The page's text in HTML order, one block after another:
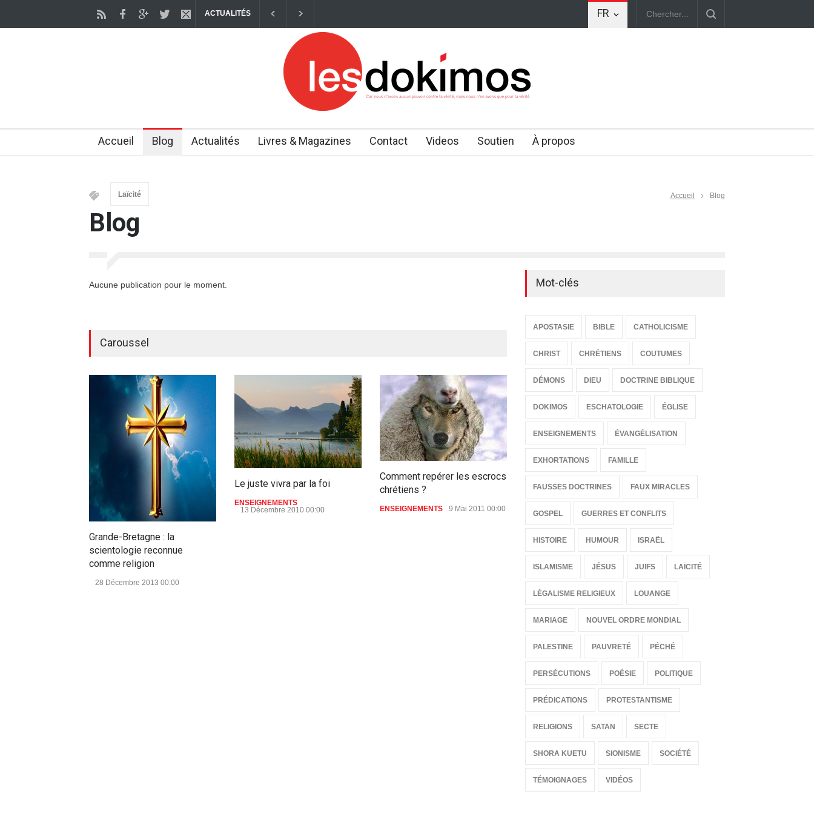
FR
ACTUALITÉS
scientifique encore expérimentale, mais qui pourrait, à terme, permettre de restaurer certaines fonctions du corps liées au vieillisseme
Accueil Blog Actualités Livres & Magazines Contact Videos Soutien À propos
Laïcité
Blog
Accueil Blog
Aucune publication pour le moment.
Caroussel
Grande-Bretagne : la
scientologie reconnue
comme religion
28 Décembre 2013 00:00
Le juste vivra par la foi
ENSEIGNEMENTS
13 Décembre 2010 00:00
Comment repérer les escrocs
chrétiens ?
ENSEIGNEMENTS 9 Mai 2011 00:00
La guérison du cœur
18 Mars 2011 00:00
ENSEIGNEMENTS
Mot-clés
APOSTASIE BIBLE CATHOLICISME
CHRIST CHRÉTIENS COUTUMES
DÉMONS DIEU DOCTRINE BIBLIQUE
DOKIMOS ESCHATOLOGIE ÉGLISE
ENSEIGNEMENTS ÉVANGÉLISATION
EXHORTATIONS FAMILLE
FAUSSES DOCTRINES FAUX MIRACLES
GOSPEL GUERRES ET CONFLITS
HISTOIRE HUMOUR ISRAËL
ISLAMISME JÉSUS JUIFS LAÏCITÉ
LÉGALISME RELIGIEUX LOUANGE
MARIAGE NOUVEL ORDRE MONDIAL
PALESTINE PAUVRETÉ PÉCHÉ
PERSÉCUTIONS POÉSIE POLITIQUE
PRÉDICATIONS PROTESTANTISME
RELIGIONS SATAN SECTE
SHORA KUETU SIONISME SOCIÉTÉ
TÉMOIGNAGES VIDÉOS